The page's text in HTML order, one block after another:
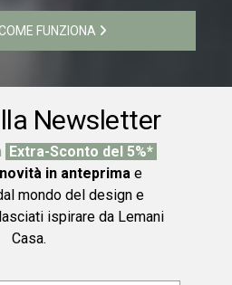
FUNZIONA
Newsletter
Extra-Sconto del 5%*
novità in anteprimae
mondo del design e
ispirare da Lemani
Casa.